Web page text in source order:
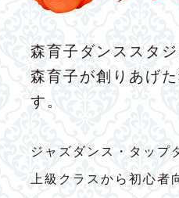
森育子ダンススタ
森育子が創りあげ
す。
ジャズダンス・タップ
上級クラスから初心者